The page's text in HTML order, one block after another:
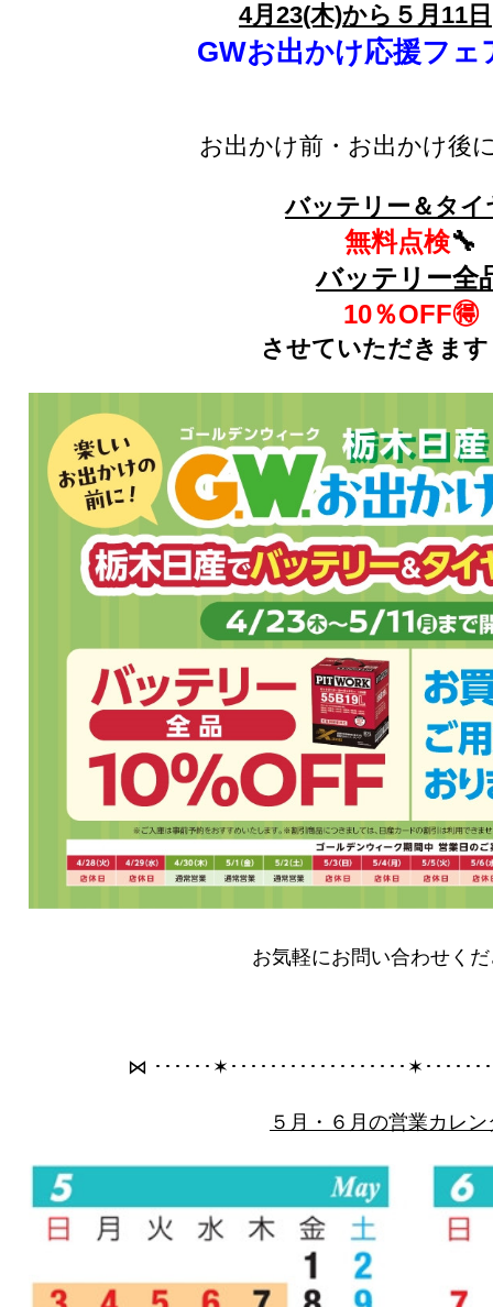
4月23(木)から５月11
GWお出かけ応援フェ
お出かけ前・お出かけ後
バッテリー＆タイ
無料点検🔧
バッテリー全
10％OFF🉐
させていただきます
お気軽にお問い合わせく
⋈ ･･････✶･･････････････････✶･････
５月・６月の営業カレン